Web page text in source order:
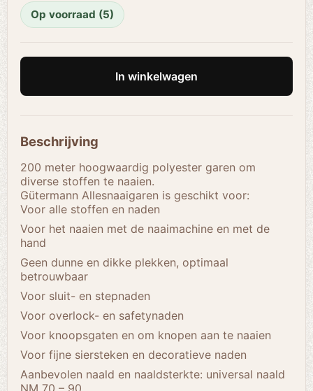
Op voorraad (5)
In winkelwagen
Beschrijving
200 meter hoogwaardig polyester garen om
diverse stoffen te naaien.
Gütermann Allesnaaigaren is geschikt voor:
Voor alle stoffen en naden
Voor het naaien met de naaimachine en met de
hand
Geen dunne en dikke plekken, optimaal
betrouwbaar
Voor sluit- en stepnaden
Voor overlock- en safetynaden
Voor knoopsgaten en om knopen aan te naaien
Voor fijne siersteken en decoratieve naden
Aanbevolen naald en naaldsterkte: universal naald
NM 70 – 90